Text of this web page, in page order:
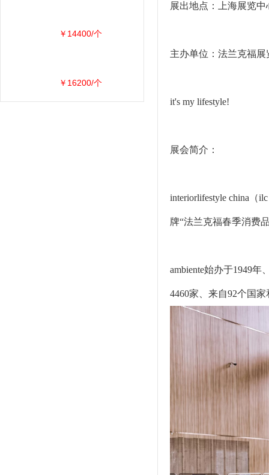
展出地点：上海展览
主办单位：法兰克福
it's my lifestyle!
展会简介：
interiorlifestyle china（
牌“法兰克福春季消费
ambiente始办于1949
4460家、来自92个国
￥14400/个
￥16200/个